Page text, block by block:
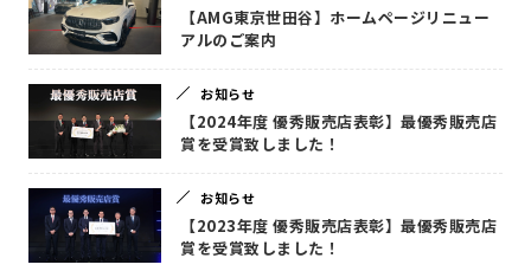
【AMG東京世田谷】ホームページリニュー
アルのご案内
お知らせ
【2024年度 優秀販売店表彰】最優秀販売店
賞を受賞致しました！
お知らせ
【2023年度 優秀販売店表彰】最優秀販売店
賞を受賞致しました！